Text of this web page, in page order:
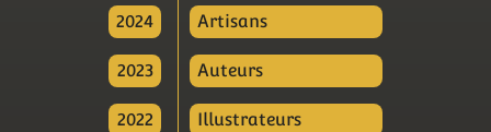
2024
2023
2022
Artisans
Auteurs
Illustrateurs